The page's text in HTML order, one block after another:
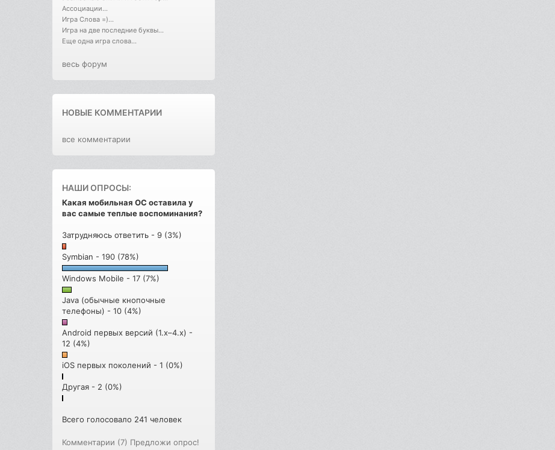
Ассоциации...
Игра Слова =)...
Игра на две последние буквы...
Еще одна игра слова...
весь форум
НОВЫЕ КОММЕНТАРИИ
все комментарии
НАШИ ОПРОСЫ:
Какая мобильная ОС оставила у
вас самые теплые воспоминания?
Затрудняюсь ответить - 9 (3%)
Symbian - 190 (78%)
Windows Mobile - 17 (7%)
Java (обычные кнопочные
телефоны) - 10 (4%)
Android первых версий (1.x–4.x) -
12 (4%)
iOS первых поколений - 1 (0%)
Другая - 2 (0%)
Всего голосовало 241 человек
Комментарии (7) Предложи опрос!